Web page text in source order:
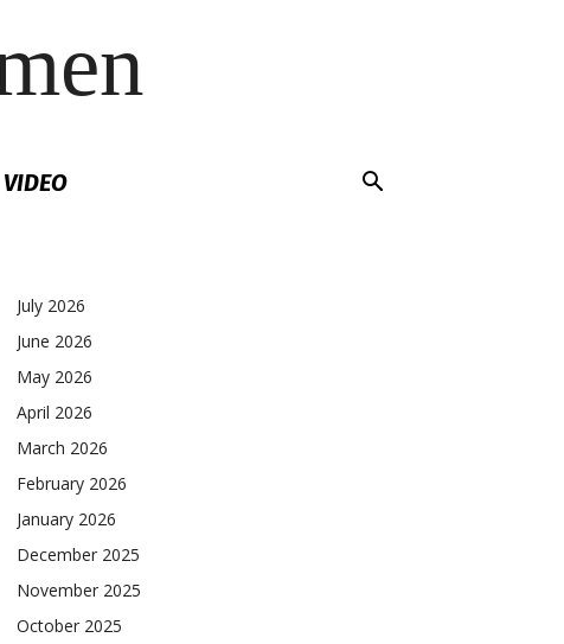
VIDEO
July 2026
June 2026
May 2026
April 2026
March 2026
February 2026
January 2026
December 2025
November 2025
October 2025